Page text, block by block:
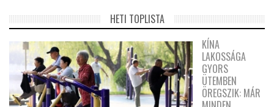
HETI TOPLISTA
KÍNA
LAKOSSÁGA
GYORS
ÜTEMBEN
ÖREGSZIK: MÁR